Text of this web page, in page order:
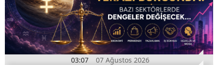
03:07 07 Ağustos 2026